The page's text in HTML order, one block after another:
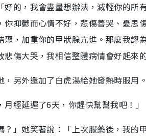
的，我會盡量想辦法，減輕你的所
抑鬱而心情不好，悲傷善哭、憂思
，加重你的甲狀腺亢進。那麼我認
傷大哭，我相信整體病情會好起來的
另外還加了白虎湯給她發熱時服用。
經延遲了6天，你趕快幫幫我吧！」
」她笑著說：「上次服藥後，我的